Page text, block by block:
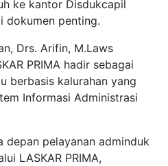
ke kantor Disdukcapil
dokumen penting.
Drs. Arifin, M.Laws
PRIMA hadir sebagai
berbasis kalurahan yang
Informasi Administrasi
depan pelayanan adminduk
LASKAR PRIMA,